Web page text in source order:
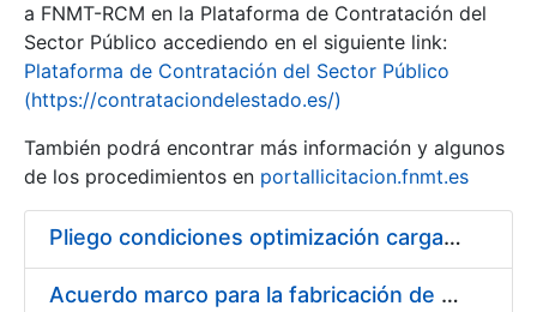
Erakutsi/Ezkutatu
a FNMT-RCM en la Plataforma de Contratación del
Sector Público accediendo en el siguiente link:
Plataforma de Contratación del Sector Público
(https://contrataciondelestado.es/)
También podrá encontrar más información y algunos
de los procedimientos en portallicitacion.fnmt.es
Pliego condiciones optimización cargas compras firmado
Acuerdo marco para la fabricación de piezas